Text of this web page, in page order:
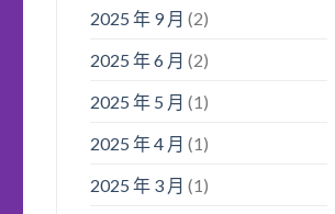
2025 年 9 月 (2)
2025 年 6 月 (2)
2025 年 5 月 (1)
2025 年 4 月 (1)
2025 年 3 月 (1)